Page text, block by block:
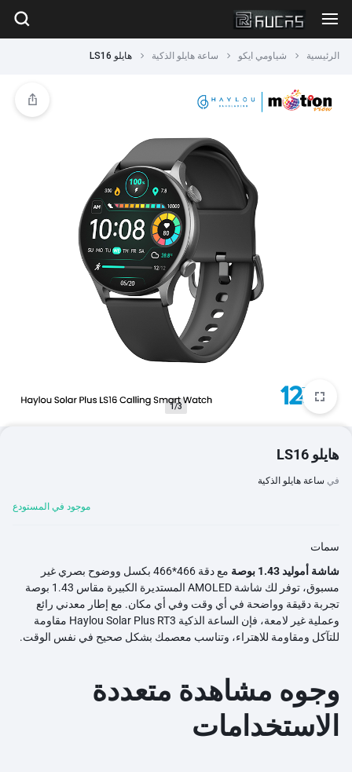
الرئيسية شياومي ايكو ساعة هايلو الذكية هايلو LS16
1/3
هايلو LS16
في ساعة هايلو الذكية
موجود في المستودع
سمات
شاشة أموليد 1.43 بوصة
مع دقة 466*466 بكسل ووضوح بصري غير
مسبوق، توفر لك شاشة AMOLED المستديرة الكبيرة مقاس 1.43 بوصة
تجربة دقيقة وواضحة في أي وقت وفي أي مكان. مع إطار معدني رائع
وعملية غير لامعة، فإن الساعة الذكية Haylou Solar Plus RT3 مقاومة
للتآكل ومقاومة للاهتراء، وتناسب معصمك بشكل صحيح في نفس الوقت.
وجوه مشاهدة متعددة
الاستخدامات